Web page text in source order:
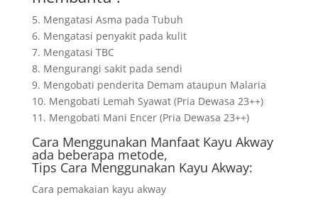
5. Mengatasi Asma pada Tubuh
6. Mengatasi penyakit pada kulit
7. Mengatasi TBC
8. Mengurangi sakit pada sendi
9. Mengobati penderita Demam ataupun Malaria
10. Mengobati Lemah Syawat (Pria Dewasa 23++)
11. Mengobati Mani Encer (Pria Dewasa 23++)
Cara Menggunakan Manfaat Kayu Akway
ada beberapa metode,
Tips Cara Menggunakan Kayu Akway:
Cara pemakaian kayu akway